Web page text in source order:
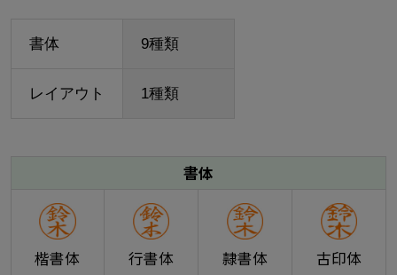
書体 9種類
レイアウト 1種類
書体
楷書体 行書体 隷書体 古印体